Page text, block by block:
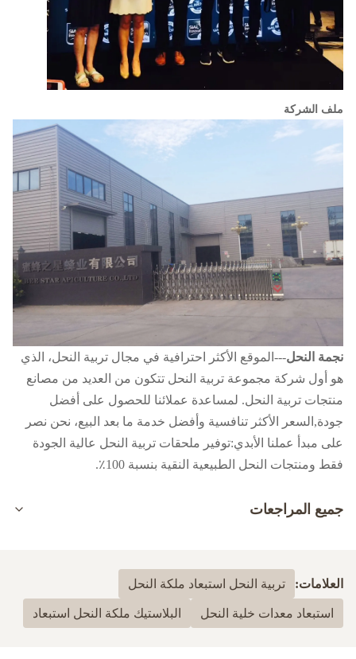
ملف الشركة
نجمة النحل---الموقع الأكثر احترافية في مجال تربية النحل، الذي
هو أول شركة مجموعة تربية النحل تتكون من العديد من مصانع
منتجات تربية النحل. لمساعدة عملائنا للحصول على أفضل
جودة,السعر الأكثر تنافسية وأفضل خدمة ما بعد البيع، نحن نصر
على مبدأ عملنا الأبدي:توفير ملحقات تربية النحل عالية الجودة
فقط ومنتجات النحل الطبيعية النقية بنسبة 100٪.
جميع المراجعات
بناءً على 50 مراجعة حديثة
5
100%
0
العلامات: تربية النحل استبعاد ملكة النحل
استبعاد معدات خلية النحل البلاستيك ملكة النحل استبعاد